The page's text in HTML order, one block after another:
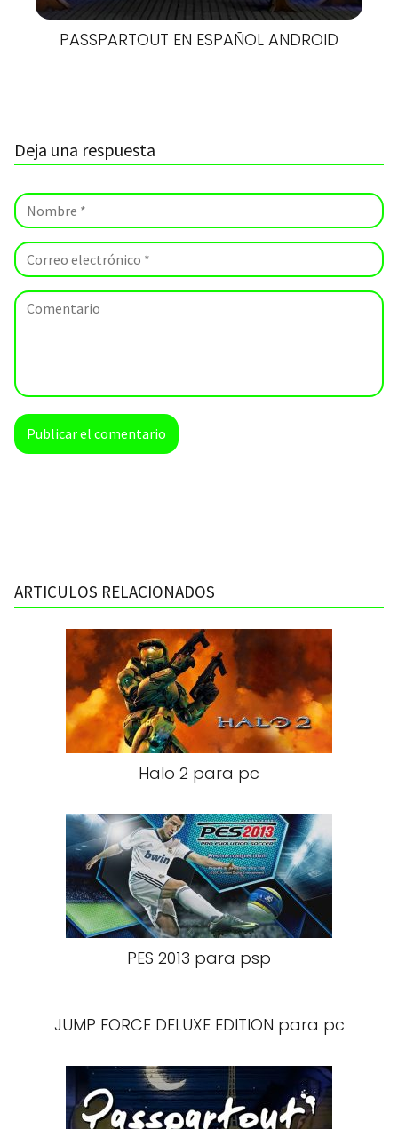
PASSPARTOUT EN ESPAÑOL ANDROID
Deja una respuesta
ARTICULOS RELACIONADOS
Halo 2 para pc
PES 2013 para psp
JUMP FORCE DELUXE EDITION para pc